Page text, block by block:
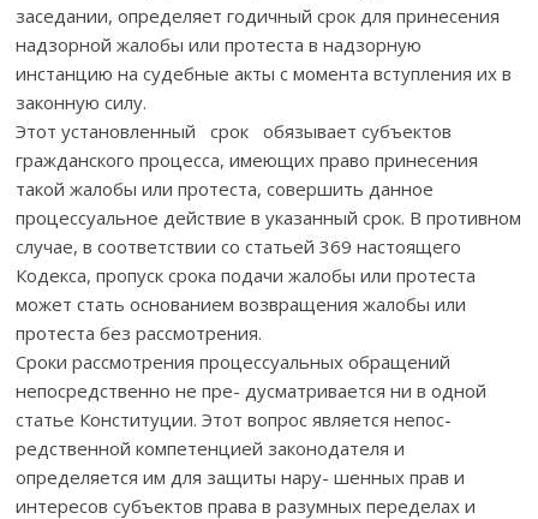
заседании, определяет годичный срок для принесения
надзорной жалобы или протеста в надзорную
инстанцию на судебные акты с момента вступления их в
законную силу.
Этот установленный срок обязывает субъектов
гражданского процесса, имеющих право принесения
такой жалобы или протеста, совершить данное
процессуальное действие в указанный срок. В противном
случае, в соответствии со статьей 369 настоящего
Кодекса, пропуск срока подачи жалобы или протеста
может стать основанием возвращения жалобы или
протеста без рассмотрения.
Cроки рассмотрения процессуальных обращений
непосредственно не пре- дусматривается ни в одной
статье Конституции. Этот вопрос является непос-
редственной компетенцией законодателя и
определяется им для защиты нару- шенных прав и
интересов субъектов права в разумных переделах и